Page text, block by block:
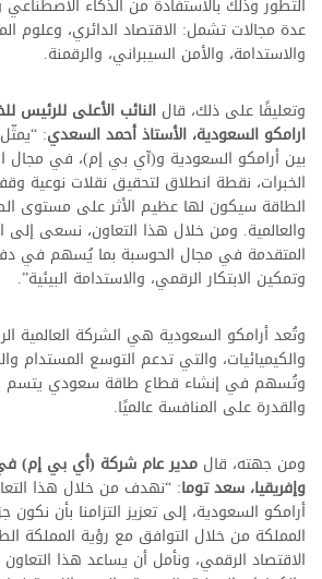
أرمكو السعودية
التطور وذلك بالاستفادة من الذكاء
عدة مجالات تشمل: الاقتصاد الدائري، وعلوم
والاستدامة، والأمن السيبراني، والرقمنة.
وتعليقًا على ذلك، قال النائب الأعلى للرئيس
ارامكو السعودية، الأستاذ أحمد السعدي:
بين أرامكو السعودية و(آي بي إم)، في مجال
الخبرات، نقطة انطلاق لتحقيق نقلات نوعية
الطاقة سيكون لها عظيم الأثر على مستوى
والعالمية. ومن خلال هذا التعاون، نسعى إلى
المتقدمة في مجال الحوسبة بما يُسهم في
وتمكين الابتكار الرقمي، والاستدامة البيئية”.
وتُعد أرامكو السعودية هي الشركة العالمية
والكيميائيات، والتي تدعم التوسع المستدام
وتُسهم في إنشاء قطاع طاقة سعودي يتسم
والقدرة على المنافسة عالميًا.
ومن جهته، قال مدير عام شركة (أي بي إم)
وإفريقيا، سعد توما: “نهدف من خلال هذا
أرامكو السعودية، إلى تعزيز التزامنا بأن
المملكة من خلال التوافق مع رؤية المملكة
الاقتصاد الرقمي، ونأمل أن يساعد هذا